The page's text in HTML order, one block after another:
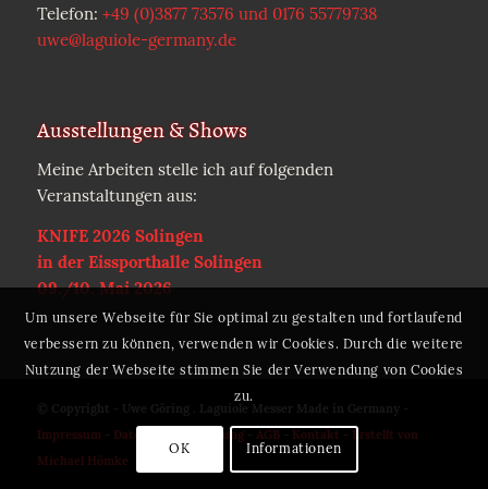
Telefon: +49 (0)3877 73576 und 0176 55779738
uwe@laguiole-germany.de
Ausstellungen & Shows
Meine Arbeiten stelle ich auf folgenden
Veranstaltungen aus:
KNIFE 2026 Solingen
in der Eissporthalle Solingen
09./10. Mai 2026
© Copyright - Uwe Göring . Laguiole Messer Made in Germany -
Impressum- Datenschutzerklärung- AGB- Kontakt
Erstellt von
Michael Hömke
Um unsere Webseite für Sie optimal zu gestalten und fortlaufend
verbessern zu können, verwenden wir Cookies. Durch die weitere
Nutzung der Webseite stimmen Sie der Verwendung von Cookies
zu.
OK Informationen